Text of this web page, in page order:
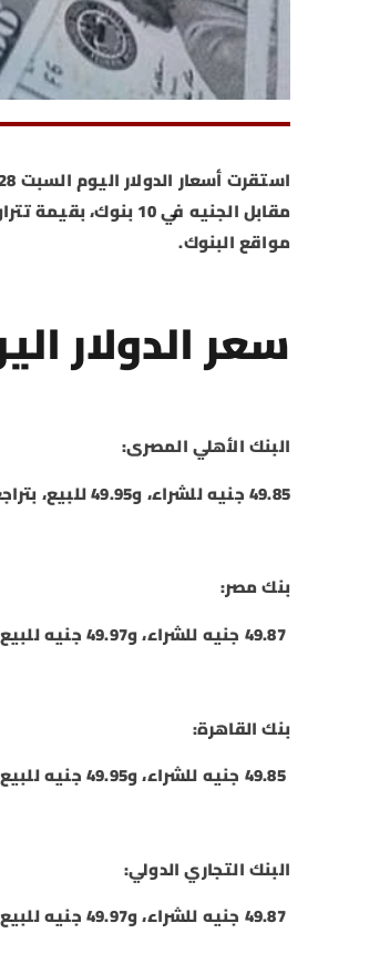
مواقع البنوك.
سعر الدولار
البنك الأهلي المصرى:
49.85 جنيه للشراء، و49.95 للبيع، بتراجع 15 قرشًا للشراء والبيع.
بنك مصر:
49.87 جنيه للشراء، و49.97 جنيه للبيع، بتراجع 13 قرشًا للشراء والبيع.
بنك القاهرة:
49.85 جنيه للشراء، و49.95 جنيه للبيع، بتراجع 15 قرشًا للشراء والبيع.
البنك التجاري الدولي:
49.87 جنيه للشراء، و49.97 جنيه للبيع، بتراجع 13 قرشًا للشراء والبيع.